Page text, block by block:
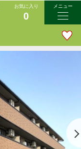
お気に入り
0
メニュー